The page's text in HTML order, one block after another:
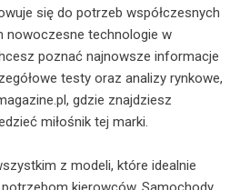
się do potrzeb współczesnych
nowoczesne technologie w
poznać najnowsze informacje
testy oraz analizy rynkowe,
gdzie znajdziesz
miłośnik tej marki.
z modeli, które idealnie